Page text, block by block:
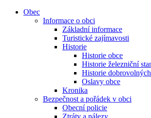
Obec
Informace o obci
Základní informace
Turistické zajímavosti
Historie
Historie obce
Historie železniční
Historie
Oslavy obce
Kronika
Bezpečnost a pořádek v obci
Obecní policie
Ztráty a nálezy